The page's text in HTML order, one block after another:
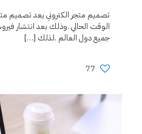
تصميم متجر الكتروني يعد تصميم
الوقت الحالي .وذلك بعد انتشار
جميع دول العالم .لذلك […]
77